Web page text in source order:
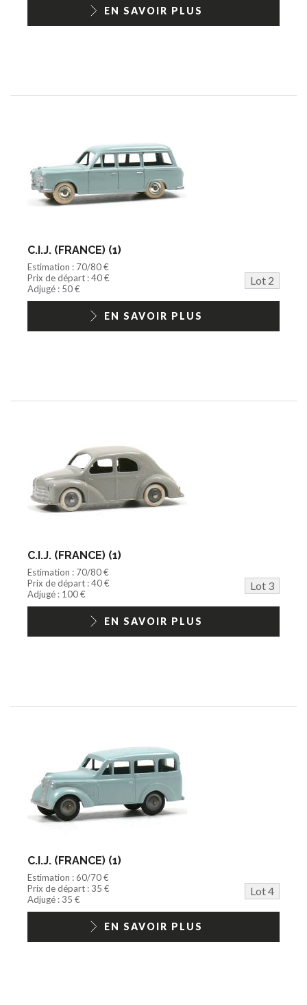
1/18ème moderneEN SAVOIR PLUS
C.I.J. (FRANCE) (1)
Estimation : 70/80 €
Prix de départ : 40 €
Lot 2
Adjugé : 50 €
EN SAVOIR PLUS
C.I.J. (FRANCE) (1)
Estimation : 70/80 €
Prix de départ : 40 €
Lot 3
Adjugé : 100 €
EN SAVOIR PLUS
C.I.J. (FRANCE) (1)
Estimation : 60/70 €
Prix de départ : 35 €
Lot 4
Adjugé : 35 €
EN SAVOIR PLUS